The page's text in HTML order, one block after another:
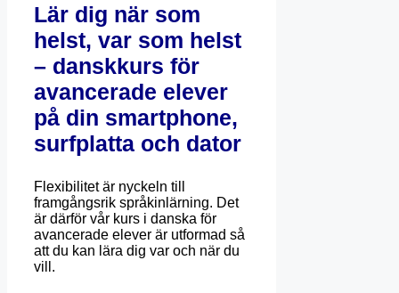
Lär dig när som
helst, var som helst
– danskkurs för
avancerade elever
på din smartphone,
surfplatta och dator
Flexibilitet är nyckeln till
framgångsrik språkinlärning. Det
är därför vår kurs i danska för
avancerade elever är utformad så
att du kan lära dig var och när du
vill.